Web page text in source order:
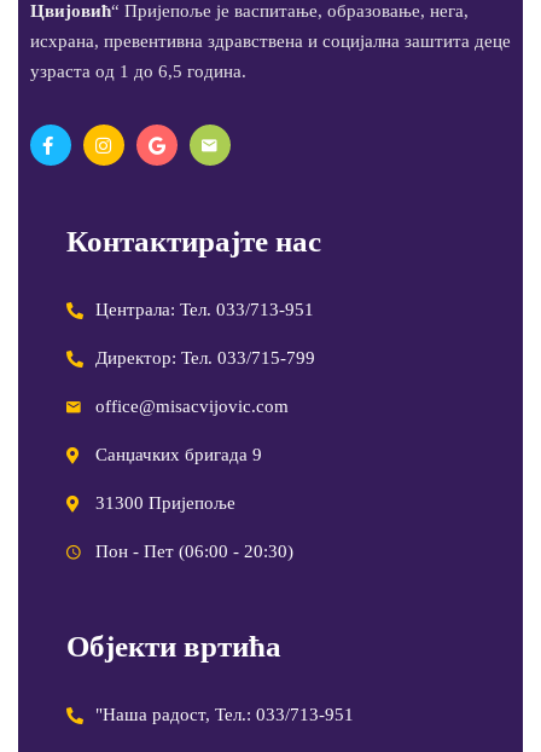
Цвијовић“ Пријепоље је васпитање, образовање, нега,
исхрана, превентивна здравствена и социјална заштита деце
узраста од 1 до 6,5 година.
Контактирајте нас
Централа: Тел. 033/713-951
Директор: Тел. 033/715-799
office@misacvijovic.com
Санџачких бригада 9
31300 Пријепоље
Пон - Пет (06:00 - 20:30)
Објекти вртића
"Наша радост, Тел.: 033/713-951